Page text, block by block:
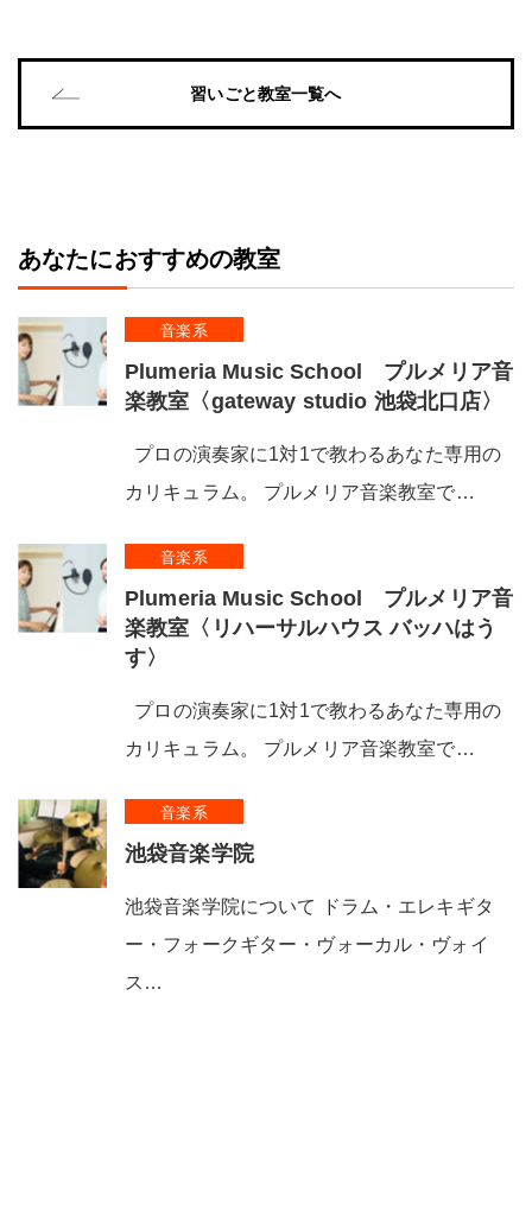
習いごと教室一覧へ
あなたにおすすめの教室
音楽系
Plumeria Music School プルメリア音
楽教室〈gateway studio 池袋北口店〉
プロの演奏家に1対1で教わるあなた専用の
カリキュラム。 プルメリア音楽教室で…
音楽系
Plumeria Music School プルメリア音
楽教室〈リハーサルハウス バッハはう
す〉
プロの演奏家に1対1で教わるあなた専用の
カリキュラム。 プルメリア音楽教室で…
音楽系
池袋音楽学院
池袋音楽学院について ドラム・エレキギタ
ー・フォークギター・ヴォーカル・ヴォイ
ス…